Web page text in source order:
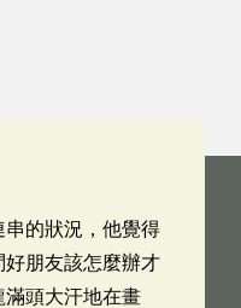
的狀況，他覺得
朋友該怎麼辦才
頭大汗地在畫